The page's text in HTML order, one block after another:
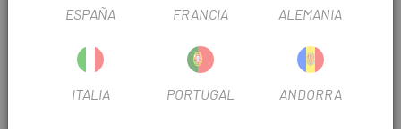
INFORMACIÓN SOBRE CUBIERTA MICHELIN
DIABOLO CITY 14 ACCES LINE RIGIDA
ESPAÑA FRANCIA ALEMANIA
ITALIA PORTUGAL ANDORRA